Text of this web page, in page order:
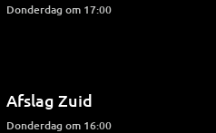
donderdag om 17:00
Afslag Zuid
donderdag om 16:00